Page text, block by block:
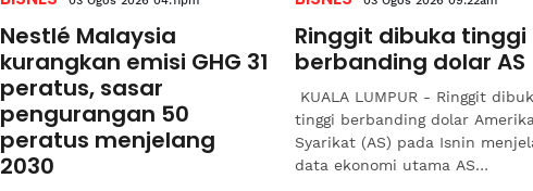
Nestlé Malaysia
kurangkan emisi GHG 31
peratus, sasar
pengurangan 50
peratus menjelang
2030
Ringgit dibuka tinggi
berbanding dolar AS
KUALA LUMPUR - Ringgit
tinggi berbanding dolar Amerika
Syarikat (AS) pada Isnin
data ekonomi utama AS